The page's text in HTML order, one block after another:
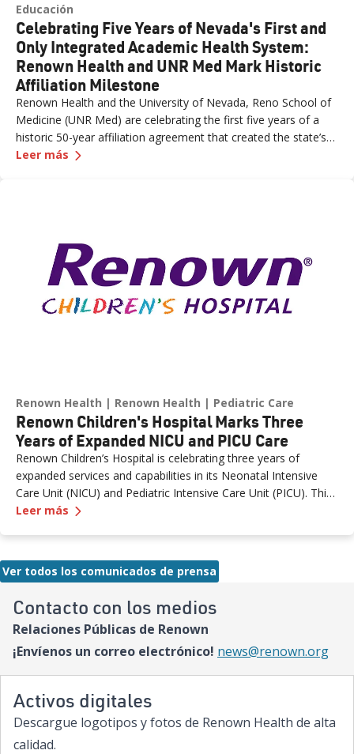
Contacto con los medios
Relaciones Públicas de Renown
¡Envíenos un correo electrónico! news@renown.org
Activos digitales
Descargue logotipos y fotos de Renown Health de alta
calidad.
Educación
Celebrating Five Years of Nevada's First and
Only Integrated Academic Health System:
Renown Health and UNR Med Mark Historic
Affiliation Milestone
Renown Health and the University of Nevada, Reno School of
Medicine (UNR Med) are celebrating the first five years of a
historic 50-year affiliation agreement that created the state’s
first and only integrated academic health system. Formalized
Leer más —
Renown Health Renown Health Pediatric Care
Renown Children's Hospital Marks Three
Years of Expanded NICU and PICU Care
Renown Children’s Hospital is celebrating three years of
expanded services and capabilities in its Neonatal Intensive
Care Unit (NICU) and Pediatric Intensive Care Unit (PICU). This
milestone reflects Renown’s ongoing investment in providing
Renown Children’s Hospital team is here to provide
comprehensive care and keep them close to the people who
and Children’s at Renown Health. “Celebrating three years of
expanded NICU and PICU capacity is a testament to our
commitment to keeping families in town for the most complex
Leer más —
Ver todos los comunicados de prensa